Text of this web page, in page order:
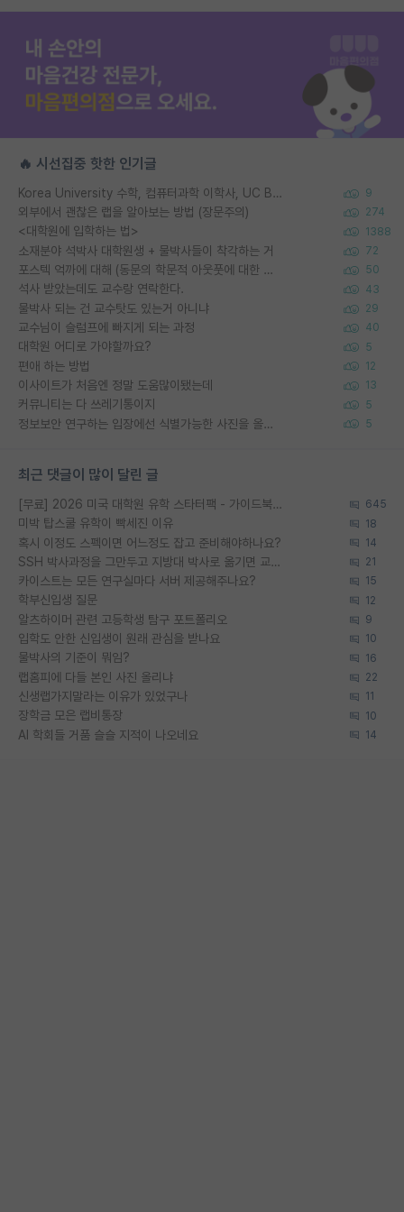
🔥 시선집중 핫한 인기글
Korea University 수학, 컴퓨터과학 이학사, UC Berkeley 산업공학 대학원 공학박사가 되는 것은 쉽지 않겠죠? 9
외부에서 괜찮은 랩을 알아보는 방법 (장문주의) 274
<대학원에 입학하는 법> 1388
소재분야 석박사 대학원생 + 물박사들이 착각하는 거 72
포스텍 억까에 대해 (동문의 학문적 아웃풋에 대한 반박) 50
석사 받았는데도 교수랑 연락한다. 43
물박사 되는 건 교수탓도 있는거 아니냐 29
교수님이 슬럼프에 빠지게 되는 과정 40
대학원 어디로 가야할까요? 5
편애 하는 방법 12
이사이트가 처음엔 정말 도움많이됐는데 13
커뮤니티는 다 쓰레기통이지 5
정보보안 연구하는 입장에선 식별가능한 사진을 올리는건 비추이긴함 5
최근 댓글이 많이 달린 글
[무료] 2026 미국 대학원 유학 스타터팩 - 가이드북 & 합격자 컨택메일 템플릿 645
미박 탑스쿨 유학이 빡세진 이유 18
혹시 이정도 스펙이면 어느정도 잡고 준비해야하나요? 14
SSH 박사과정을 그만두고 지방대 박사로 옮기면 교수의 꿈은 끝일까요? 21
카이스트는 모든 연구실마다 서버 제공해주나요? 15
학부신입생 질문 12
알츠하이머 관련 고등학생 탐구 포트폴리오 9
입학도 안한 신입생이 원래 관심을 받나요 10
물박사의 기준이 뭐임? 16
랩홈피에 다들 본인 사진 올리냐 22
신생랩가지말라는 이유가 있었구나 11
장학금 모은 랩비통장 10
AI 학회들 거품 슬슬 지적이 나오네요 14